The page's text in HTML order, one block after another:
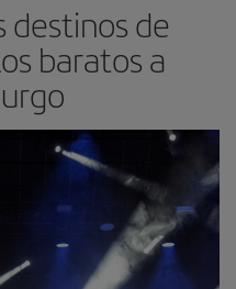
destinos de
baratos a